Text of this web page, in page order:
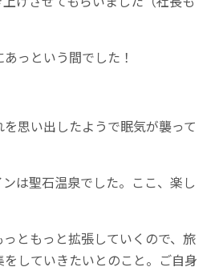
っという間でした！
思い出したようで眠気が襲って
は聖石温泉でした。ここ、楽し
ともっと拡張していくので、旅
していきたいとのこと。ご自身